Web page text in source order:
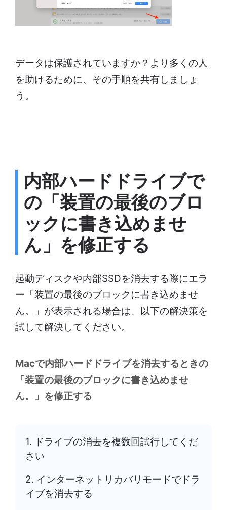
データは保護されていますか？より多くの人
を助けるために、その手順を共有しましょ
う。
内部ハードドライブで
の「装置の最後のブロ
ックに書き込めませ
ん」を修正する
起動ディスクや内部SSDを消去する際にエラ
ー「装置の最後のブロックに書き込めませ
ん。」が表示される場合は、以下の解決策を
試して解決してください。
Macで内部ハードドライブを消去するときの
「装置の最後のブロックに書き込めませ
ん。」を修正する
1. ドライブの消去を複数回試行してくだ
さい
2. インターネットリカバリモードでドラ
イブを消去する